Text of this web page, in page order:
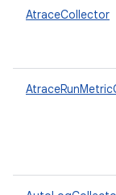
AtraceCollector